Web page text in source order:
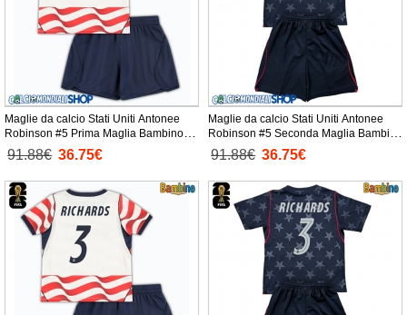
Maglie da calcio Stati Uniti Antonee
Robinson #5 Prima Maglia Bambino
Mondiali 2026 Manica Corta +
Pantaloni corti)
91.88€ 36.75€
Maglie da calcio Stati Uniti Antonee
Robinson #5 Seconda Maglia Bambino
Mondiali 2026 Manica Corta +
Pantaloni corti)
91.88€ 36.75€